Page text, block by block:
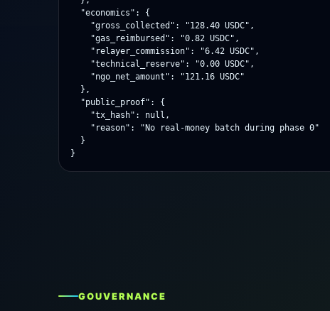
}
GOUVERNANCE